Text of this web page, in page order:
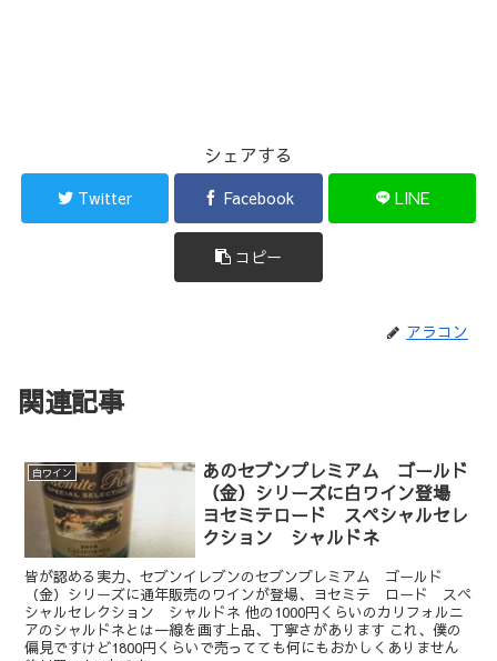
シェアする
Twitter Facebook LINE
コピー
アラコン
関連記事
白ワイン
あのセブンプレミアム ゴールド
（金）シリーズに白ワイン登場
ヨセミテロード スペシャルセレ
クション シャルドネ
皆が認める実力、セブンイレブンのセブンプレミアム ゴールド
（金）シリーズに通年販売のワインが登場、ヨセミテ ロード スペ
シャルセレクション シャルドネ 他の1000円くらいのカリフォルニ
アのシャルドネとは一線を画す上品、丁寧さがあります これ、僕の
偏見ですけど1800円くらいで売ってても何にもおかしくありません